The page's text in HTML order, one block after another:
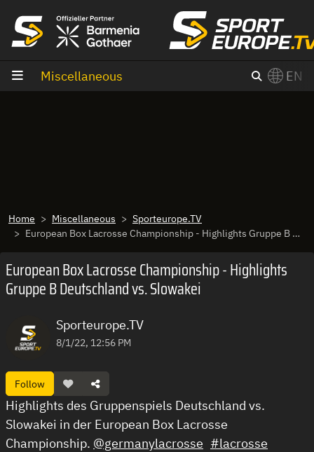
Miscellaneous EN
Home Miscellaneous
Sporteurope.TV
European Box Lacrosse Championship - Highlights Gruppe B Deutschland vs. Slowakei
European Box Lacrosse Championship - Highlights
Gruppe B Deutschland vs. Slowakei
Sporteurope.TV
8/1/22, 12:56 PM
Follow
Highlights des Gruppenspiels Deutschland vs.
Slowakei in der European Box Lacrosse
Championship. @germanylacrosse #lacrosse